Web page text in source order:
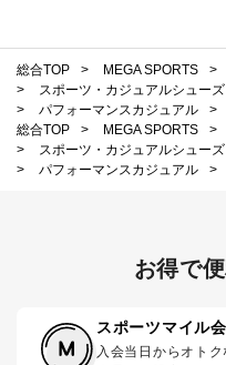
総合TOP > MEGA SPORTS >
>
スポーツ・カジュアルシューズ
>
パフォーマンスカジュアル >
総合TOP
> MEGA SPORTS >
>
スポーツ・カジュアルシューズ
>
パフォーマンスカジュアル >
お得で
スポーツマイル
入会当日からオト